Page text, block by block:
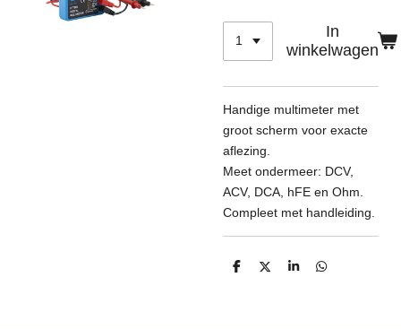
In
winkelwagen
Handige multimeter met
groot scherm voor exacte
aflezing.
Meet ondermeer: DCV,
ACV, DCA, hFE en Ohm.
Compleet met handleiding.
D
D
S
D